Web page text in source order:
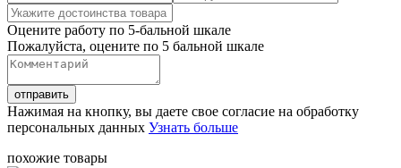
Оцените работу по 5-бальной шкале
Пожалуйста, оцените по 5 бальной шкале
отправить
Нажимая на кнопку, вы даете свое согласие на обработку
персональных данных Узнать больше
похожие товары